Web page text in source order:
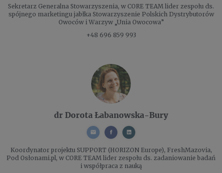
Sekretarz Generalna Stowarzyszenia, w CORE TEAM lider zespołu ds.
spójnego marketingu jabłkaStowarzyszenie Polskich Dystrybutorów
Owoców i Warzyw „Unia Owocowa”
+48 696 859 993
dr Dorota Łabanowska-Bury
Koordynator projektuSUPPORT (HORIZON Europe), FreshMazovia,
Pod Osłonami.pl, w CORE TEAM lider zespołu ds. zadaniowanie badań
i współpraca z nauką